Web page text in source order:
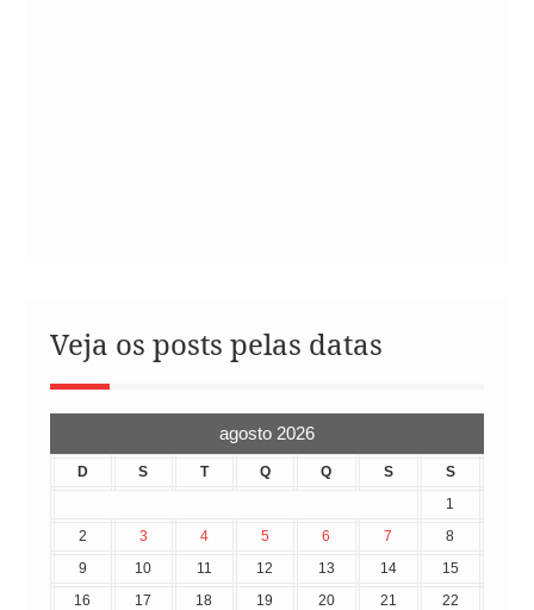
Veja os posts pelas datas
agosto 2026
D S T Q Q S
S
1
2
3 4 5 6 7
8
9
10 11 12 13 14
15
16
17 18 19 20 21
22